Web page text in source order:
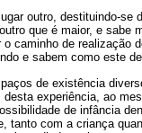
outro, destituindo-
que é maior, e sabe
caminho de realização
e sabem como este
de existência
experiência, ao
de infância
tanto com a criança